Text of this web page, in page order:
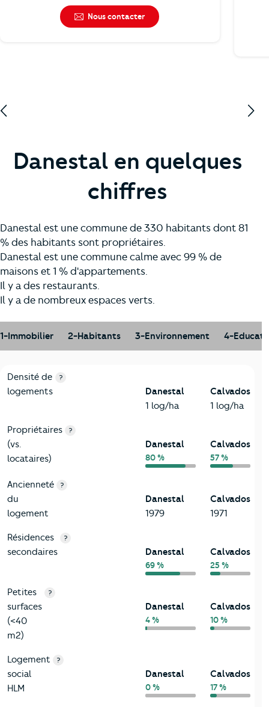
Nous contacter
Danestal en quelques
chiffres
Danestal est une commune de 330 habitants dont 81
% des habitants sont propriétaires.
Danestal est une commune calme avec 99 % de
maisons et 1 % d'appartements.
Il y a des restaurants.
Il y a de nombreux espaces verts.
1-Immobilier 2-Habitants 3-Environnement 4-
1-Immobilier
Critères Danestal
Densité de
logements
?
Danestal
1 log/ha
Calvados
1 log/ha
Propriétaires
(vs.
locataires)
?
Danestal
80 %
Calvados
57 %
Ancienneté
du
logement
?
Danestal
1979
Calvados
1971
Résidences
secondaires
?
Danestal
69 %
Calvados
25 %
Petites
surfaces
(<40
m2)
?
Danestal
4 %
Calvados
10 %
Logement
social
HLM
?
Danestal
0 %
Calvados
17 %